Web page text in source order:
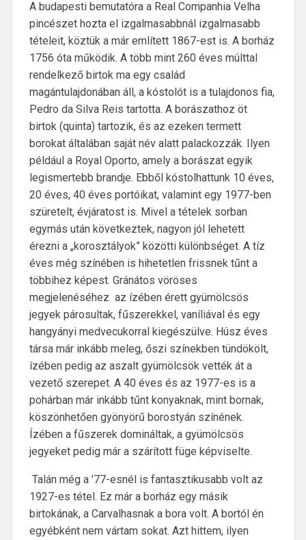
A budapesti bemutatóra a Real Companhia Velha
pincészet hozta el izgalmasabbnál izgalmasabb
tételeit, köztük a már említett 1867-est is. A borház
1756 óta működik. A több mint 260 éves múlttal
rendelkező birtok ma egy család
magántulajdonában áll, a kóstolót is a tulajdonos fia,
Pedro da Silva Reis tartotta. A borászathoz öt
birtok (quinta) tartozik, és az ezeken termett
borokat általában saját név alatt palackozzák. Ilyen
például a Royal Oporto, amely a borászat egyik
legismertebb brandje. Ebből kóstolhattunk 10 éves,
20 éves, 40 éves portóikat, valamint egy 1977-ben
szüretelt, évjáratost is. Mivel a tételek sorban
egymás után következtek, nagyon jól lehetett
érezni a „korosztályok” közötti különbséget. A tíz
éves még színében is hihetetlen frissnek tűnt a
többihez képest. Gránátos vöröses
megjelenéséhez az ízében érett gyümölcsös
jegyek párosultak, fűszerekkel, vaníliával és egy
hangyányi medvecukorral kiegészülve. Húsz éves
társa már inkább meleg, őszi színekben tündökölt,
ízében pedig az aszalt gyümölcsök vették át a
vezető szerepet. A 40 éves és az 1977-es is a
pohárban már inkább tűnt konyaknak, mint bornak,
köszönhetően gyönyörű borostyán színének.
Ízében a fűszerek domináltak, a gyümölcsös
jegyeket pedig már a szárított füge képviselte.
Talán még a ’77-esnél is fantasztikusabb volt az
1927-es tétel. Ez már a borház egy másik
birtokának, a Carvalhasnak a bora volt. A bortól én
egyébként nem vártam sokat. Azt hittem, ilyen